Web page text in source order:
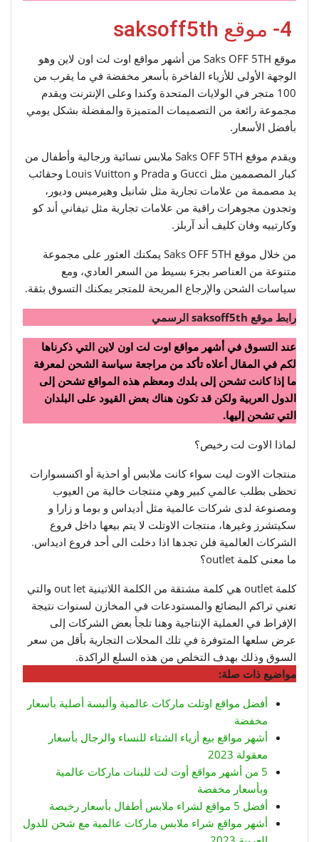
4- موقع saksoff5th
موقع Saks OFF 5TH من أشهر مواقع اوت لت اون لاين وهو
الوجهة الأولى للأزياء الفاخرة بأسعر مخفضة في ما يقرب من
100 متجر في الولايات المتحدة وكندا وعلى الإنترنت ويقدم
مجموعة رائعة من التصميمات المتميزة والمفضلة بشكل يومي
بأفضل الأسعار.
ويقدم موقع Saks OFF 5TH ملابس نسائية ورجالية وأطفال من
كبار المصممين مثل Gucci و Prada و Louis Vuitton وحقائب
يد مصممة من علامات تجارية مثل شانيل وهيرميس وديور،
وتجدون مجوهرات راقية من علامات تجارية مثل تيفاني أند كو
وكارتييه وفان كليف أند آربلز.
من خلال موقع Saks OFF 5TH يمكنك العثور على مجموعة
متنوعة من العناصر بجزء بسيط من السعر العادي، ومع
سياسات الشحن والإرجاع المريحة للمتجر يمكنك التسوق بثقة.
رابط موقع saksoff5th الرسمي
عند التسوق في أشهر مواقع اوت لت اون لاين التي ذكرناها
لكم في المقال أعلاه تأكد من مراجعة سياسة الشحن لمعرفة
ما إذا كانت تشحن إلى بلدك ومعظم هذه المواقع تشحن إلى
الدول العربية ولكن قد تكون هناك بعض القيود على البلدان
التي تشحن إليها.
لماذا الاوت لت رخيص؟
منتجات الاوت ليت سواء كانت ملابس أو احذية أو اكسسوارات
تحظى بطلب عالمي كبير وهي منتجات خالية من العيوب
ومصنوعة لدى شركات عالمية مثل أديداس و بوما و زارا و
سكيتشرز وغيرها، منتجات الاوتلت لا يتم بيعها داخل فروع
الشركات العالمية فلن تجدها اذا دخلت الى أحد فروع اديداس.
ما معنى كلمة outlet؟
كلمة outlet هي كلمة مشتقة من الكلمة اللاتينية out let والتي
تعني تراكم البضائع والمستودعات في المخازن لسنوات نتيجة
الإفراط في العملية الإنتاجية وهنا تلجأ بعض الشركات إلى
عرض سلعها المتوفرة في تلك المحلات التجارية بأقل من سعر
السوق وذلك بهدف التخلص من هذه السلع الراكدة.
مواضيع ذات صلة:
أفضل مواقع اوتلت ماركات عالمية وألبسة أصلية بأسعار
مخفضة
أشهر مواقع بيع أزياء الشتاء للنساء والرجال بأسعار
معقولة 2023
5 من أشهر مواقع أوت لت للبنات ماركات عالمية
وبأسعار مخفضة
أفضل 5 مواقع لشراء ملابس أطفال بأسعار رخيصة
أشهر مواقع شراء ملابس ماركات عالمية مع شحن للدول